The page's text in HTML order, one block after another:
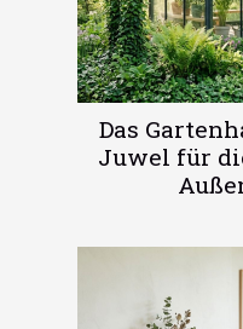
Das
Juwel für